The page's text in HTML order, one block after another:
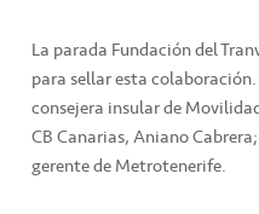
La parada Fundación del
para sellar esta
consejera insular de
CB Canarias, Aniano
gerente de Metrotenerife.